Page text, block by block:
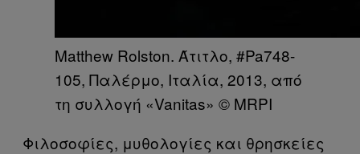
Matthew Rolston. Άτιτλο, #Pa748-
105, Παλέρμο, Ιταλία, 2013, από
τη συλλογή «Vanitas» © MRPI
Φιλοσοφίες, μυθολογίες και θρησκείες